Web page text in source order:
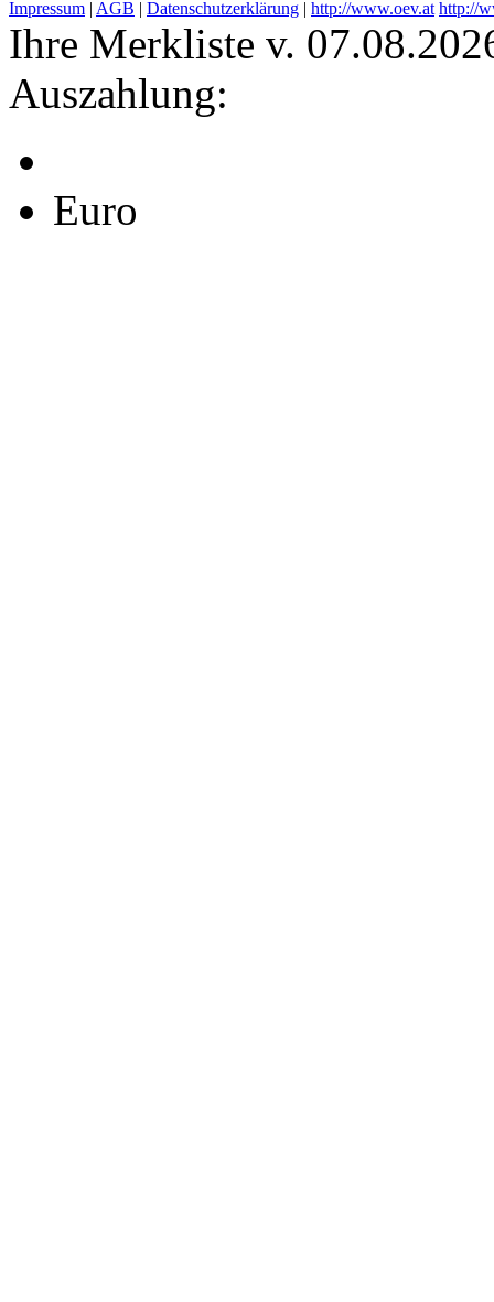
Impressum | AGB | Datenschutzerklärung | http://www.oev.at http://
Ihre Merkliste v.
Auszahlung:
Euro